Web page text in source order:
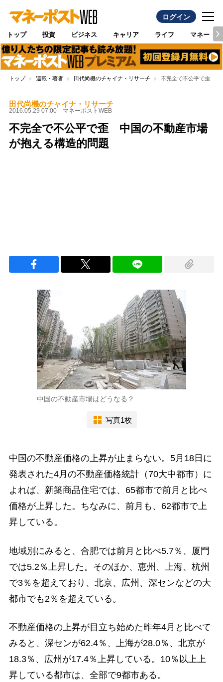
ログイン
トップ 投資 ビジネス キャリア ライフ マネー
トップ 連載・著者 田代尚機のチャイナ・リサーチ 不完全で不公平で歪 中
田代尚機のチャイナ・リサーチ
2016.05.29 07:00 マネーポストWEB
不完全で不公平で歪 中国の不動産市場
が抱える構造的問題
中国の不動産市場はどうなる？
写真1枚
中国の不動産価格の上昇が止まらない。5月18日に
発表された4月の不動産価格統計（70大中都市）に
よれば、新築商品住宅では、65都市で前月と比べ
価格が上昇した。ちなみに、前月も、62都市で上
昇している。
地域別にみると、合肥では前月と比べ5.7％、厦門
では5.2％上昇した。そのほか、恵州、上海、杭州
で3％を超えており、北京、広州、深センなどの大
都市でも2％を超えている。
不動産価格の上昇が目立ち始めた昨年4月と比べて
みると、深センが62.4％、上海が28.0％、北京が
18.3％、広州が17.4％上昇している。10％以上上
昇している都市は、全部で9都市ある。